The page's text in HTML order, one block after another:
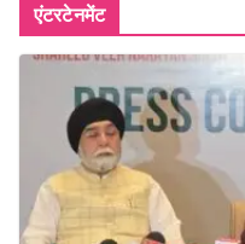
एंटरटेनमेंट